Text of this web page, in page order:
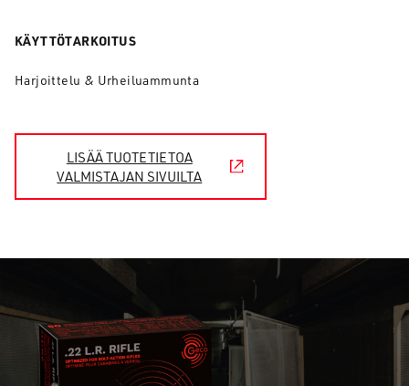
KÄYTTÖTARKOITUS
Harjoittelu & Urheiluammunta
LISÄÄ TUOTETIETOA
VALMISTAJAN SIVUILTA